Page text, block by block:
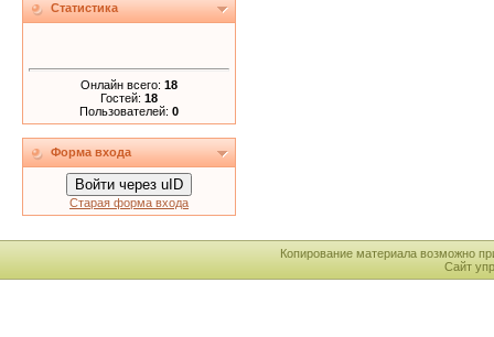
Статистика
Онлайн всего: 18
Гостей: 18
Пользователей: 0
Форма входа
Войти через uID
Старая форма входа
Копирование материала возможно
Сайт